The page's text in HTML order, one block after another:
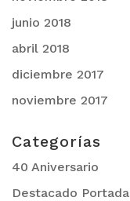
junio 2018
abril 2018
diciembre 2017
noviembre 2017
Categorías
40 Aniversario
Destacado Portada